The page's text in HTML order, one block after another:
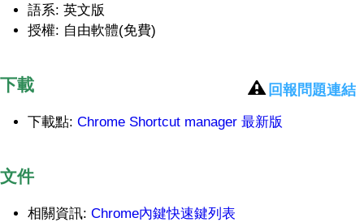
語系: 英文版
授權: 自由軟體(免費)
回報問題連結
下載
下載點:Chrome Shortcut manager 最新版
文件
相關資訊:Chrome內鍵快速鍵列表